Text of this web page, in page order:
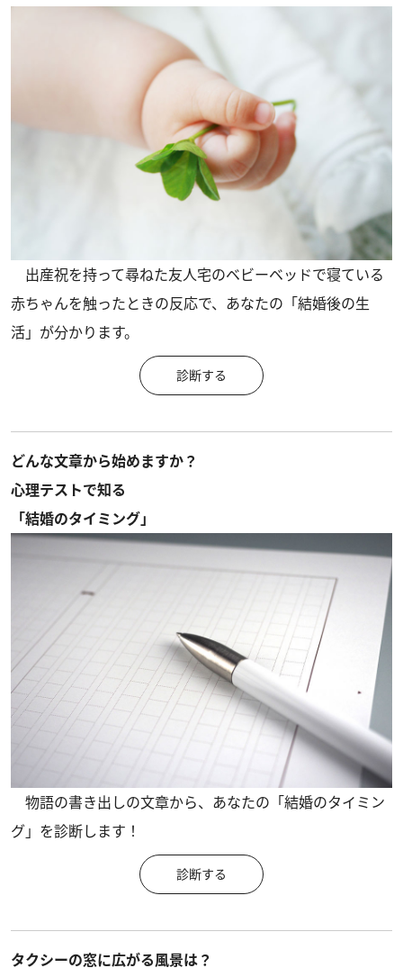
出産祝を持って尋ねた友人宅のベビーベッドで寝ている
赤ちゃんを触ったときの反応で、あなたの「結婚後の生
活」が分かります。
診断する
どんな文章から始めますか？
心理テストで知る
「結婚のタイミング」
物語の書き出しの文章から、あなたの「結婚のタイミン
グ」を診断します！
診断する
タクシーの窓に広がる風景は？